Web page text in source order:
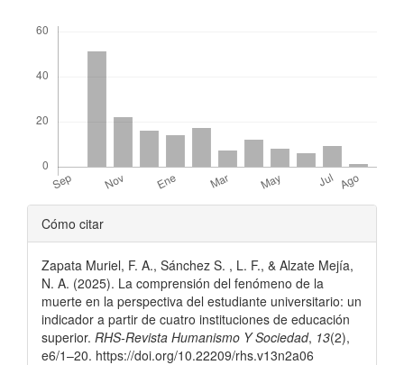
Detalles
del
artículo
Cómo citar
Zapata Muriel, F. A., Sánchez S. , L. F., & Alzate Mejía,
N. A. (2025). La comprensión del fenómeno de la
muerte en la perspectiva del estudiante universitario: un
indicador a partir de cuatro instituciones de educación
superior. RHS-Revista Humanismo Y Sociedad, 13(2),
e6/1–20. https://doi.org/10.22209/rhs.v13n2a06